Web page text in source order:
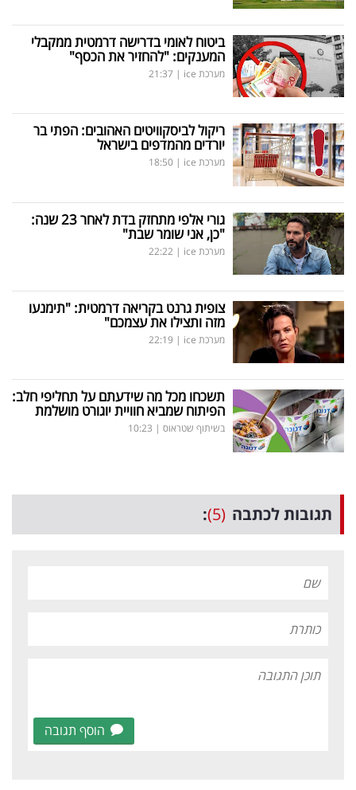
ביטוח לאומי בדרישה דרמטית ממקבלי
המענקים: "להחזיר את הכסף"
מערכת ice |
21:37
ריקול לביסקוויטים האהובים: הפתי בר
יורדים מהמדפים בישראל
מערכת ice |
18:50
גורי אלפי מתחזק בדת לאחר 23 שנה:
"כן, אני שומר שבת"
מערכת ice |
22:22
צופית גרנט בקריאה דרמטית: "תימנעו
מזה ותצילו את עצמכם"
מערכת ice |
22:19
תשכחו מכל מה שידעתם על תחליפי חלב:
הפיתוח שמביא חוויית יוגורט מושלמת
בשיתוף שטראוס |
10:23
תגובות לכתבה (5)
:
הוסף תגובה